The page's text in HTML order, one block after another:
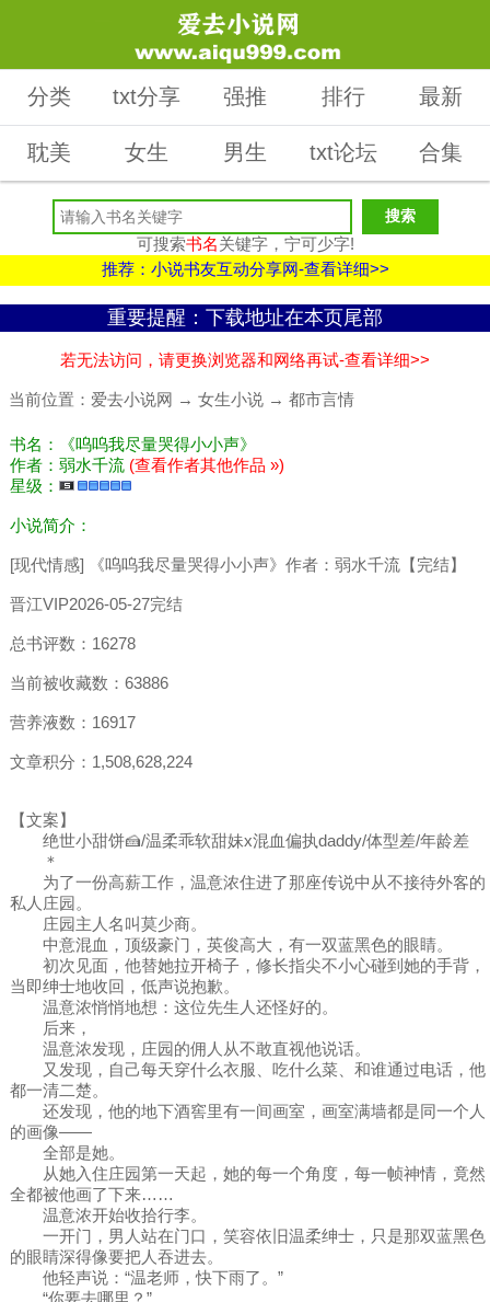
分类 txt分享 强推 排行 最新
耽美 女生 男生 txt论坛 合集
可搜索书名关键字，宁可少字!
推荐：小说书友互动分享网-查看详细>>
重要提醒：下载地址在本页尾部
若无法访问，请更换浏览器和网络再试-查看详细>>
当前位置： 爱去小说网 → 女生小说 → 都市言情
书名：《呜呜我尽量哭得小小声》
作者：弱水千流 (查看作者其他作品 »)
星级：
小说简介：
[现代情感] 《呜呜我尽量哭得小小声》作者：弱水千流【完结】
晋江VIP2026-05-27完结
总书评数：16278
当前被收藏数：63886
营养液数：16917
文章积分：1,508,628,224
【文案】
绝世小甜饼🍰/温柔乖软甜妹x混血偏执daddy/体型差/年龄差
＊
为了一份高薪工作，温意浓住进了那座传说中从不接待外客的
私人庄园。
庄园主人名叫莫少商。
中意混血，顶级豪门，英俊高大，有一双蓝黑色的眼睛。
初次见面，他替她拉开椅子，修长指尖不小心碰到她的手背，
当即绅士地收回，低声说抱歉。
温意浓悄悄地想：这位先生人还怪好的。
后来，
温意浓发现，庄园的佣人从不敢直视他说话。
又发现，自己每天穿什么衣服、吃什么菜、和谁通过电话，他
都一清二楚。
还发现，他的地下酒窖里有一间画室，画室满墙都是同一个人
的画像——
全部是她。
从她入住庄园第一天起，她的每一个角度，每一帧神情，竟然
全都被他画了下来……
温意浓开始收拾行李。
一开门，男人站在门口，笑容依旧温柔绅士，只是那双蓝黑色
的眼睛深得像要把人吞进去。
他轻声说：“温老师，快下雨了。”